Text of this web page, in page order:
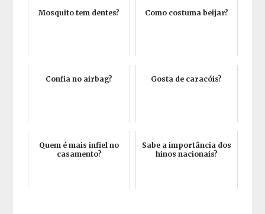
Mosquito tem dentes? Como costuma beijar?
Confia no airbag? Gosta de caracóis?
Quem é mais infiel no
casamento?
Sabe a importância dos
hinos nacionais?